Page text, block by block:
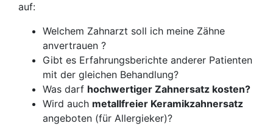
auf:
Welchem Zahnarzt soll ich meine Zähne
anvertrauen ?
Gibt es Erfahrungsberichte anderer Patienten
mit der gleichen Behandlung?
Was darf hochwertiger Zahnersatz kosten?
Wird auch metallfreier Keramikzahnersatz
angeboten (für Allergieker)?